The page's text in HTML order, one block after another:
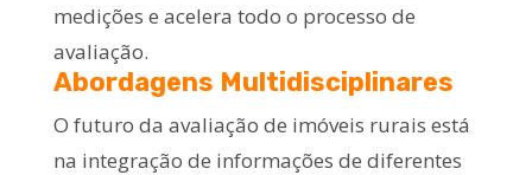
medições e acelera todo o processo de
avaliação.
Abordagens Multidisciplinares
O futuro da avaliação de imóveis rurais está
na integração de informações de diferentes